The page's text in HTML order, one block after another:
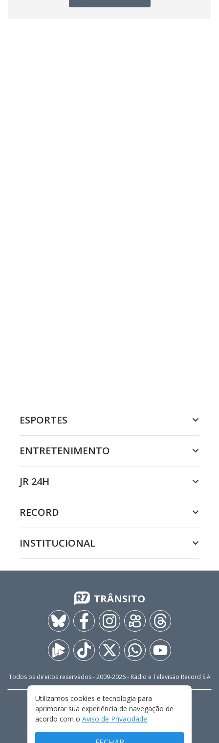
ESPORTES
ENTRETENIMENTO
JR 24H
RECORD
INSTITUCIONAL
TRÂNSITO
Todos os direitos reservados - 2009-2026- Rádio e Televisão Record S.A
FALE CONOSCO
PRIVACIDADE
TERMOS E CONDIÇÕES DE USO
Utilizamos cookies e tecnologia para
aprimorar sua experiência de navegação de
acordo com o Aviso de Privacidade.